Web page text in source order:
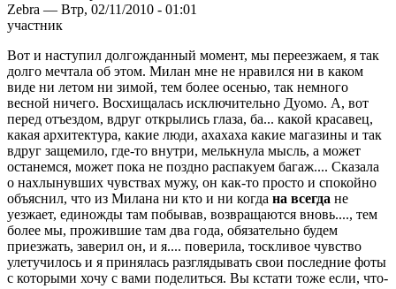
Zebra — Втр, 02/11/2010 - 01:01
участник
Вот и наступил долгожданный момент, мы переезжаем, я так
долго мечтала об этом. Милан мне не нравился ни в каком
виде ни летом ни зимой, тем более осенью, так немного
весной ничего. Восхищалась исключительно Дуомо. А, вот
перед отъездом, вдруг открылись глаза, ба... какой красавец,
какая архитектура, какие люди, ахахаха какие магазины и так
вдруг защемило, где-то внутри, мелькнула мысль, а может
останемся, может пока не поздно распакуем багаж.... Сказала
о нахлынувших чувствах мужу, он как-то просто и спокойно
объяснил, что из Милана ни кто и ни когда на всегда не
уезжает, единожды там побывав, возвращаются вновь...., тем
более мы, прожившие там два года, обязательно будем
приезжать, заверил он, и я.... поверила, тоскливое чувство
улетучилось и я принялась разглядывать свои последние фоты
с которыми хочу с вами поделиться. Вы кстати тоже если, что-